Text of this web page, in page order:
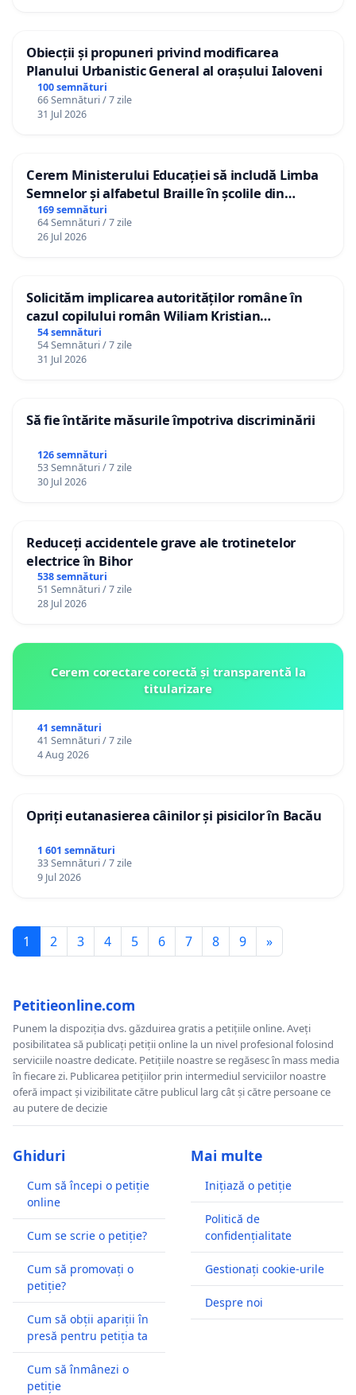
Obiecții și propuneri privind modificarea
Planului Urbanistic General al orașului Ialoveni
100 semnături
66 Semnături / 7 zile
31 Jul 2026
Cerem Ministerului Educației să includă Limba
Semnelor și alfabetul Braille în școlile din
Republica Moldova!
169 semnături
64 Semnături / 7 zile
26 Jul 2026
Solicităm implicarea autorităților române în
cazul copilului român Wiliam Kristian
Gheorghe, aflat în plasament în Danemarca de
12 ani
54 semnături
54 Semnături / 7 zile
31 Jul 2026
Să fie întărite măsurile împotriva discriminării
126 semnături
53 Semnături / 7 zile
30 Jul 2026
Reduceți accidentele grave ale trotinetelor
electrice în Bihor
538 semnături
51 Semnături / 7 zile
28 Jul 2026
Cerem corectare corectă și transparentă la
titularizare
41 semnături
41 Semnături / 7 zile
4 Aug 2026
Opriți eutanasierea câinilor și pisicilor în Bacău
1 601 semnături
33 Semnături / 7 zile
9 Jul 2026
1 2 3 4 5 6 7 8 9 »
Petitieonline.com
Punem la dispoziția dvs. găzduirea gratis a petițiile online. Aveți
posibilitatea să publicați petiții online la un nivel profesional folosind
serviciile noastre dedicate. Petițiile noastre se regăsesc în mass media
în fiecare zi. Publicarea petițiilor prin intermediul serviciilor noastre
oferă impact și vizibilitate către publicul larg cât și către persoane ce
au putere de decizie
Ghiduri
Cum să începi o petiție
online
Cum se scrie o petiție?
Cum să promovați o
petiție?
Cum să obții apariții în
presă pentru petiția ta
Cum să înmânezi o
petiție
Mai multe
Inițiază o petiție
Politică de
confidențialitate
Gestionați cookie-urile
Despre noi